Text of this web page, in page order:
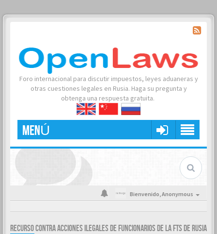
Foro internacional para discutir impuestos, leyes aduaneras y
otras cuestiones legales en Rusia. Haga su pregunta y
obtenga una respuesta gratuita.
MENÚ
Bienvenido,Anonymous
RECURSO CONTRA ACCIONES ILEGALES DE FUNCIONARIOS DE LA FTS DE RUSIA